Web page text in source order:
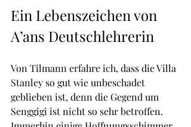
Ein Lebenszeichen von
A’ans Deutschlehrerin
Von Tilmann erfahre ich, dass die Villa
Stanley so gut wie unbeschadet
geblieben ist, denn die Gegend um
Senggigi ist nicht so sehr betroffen.